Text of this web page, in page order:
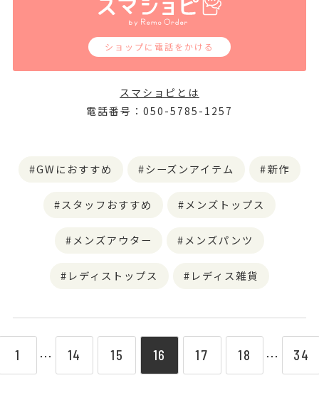
ショップに電話をかける
スマショピとは
電話番号：050-5785-1257
GWにおすすめ シーズンアイテム 新作
スタッフおすすめ メンズトップス
メンズアウター メンズパンツ
レディストップス レディス雑貨
1 ⋯ 14 15 16 17 18 ⋯ 34